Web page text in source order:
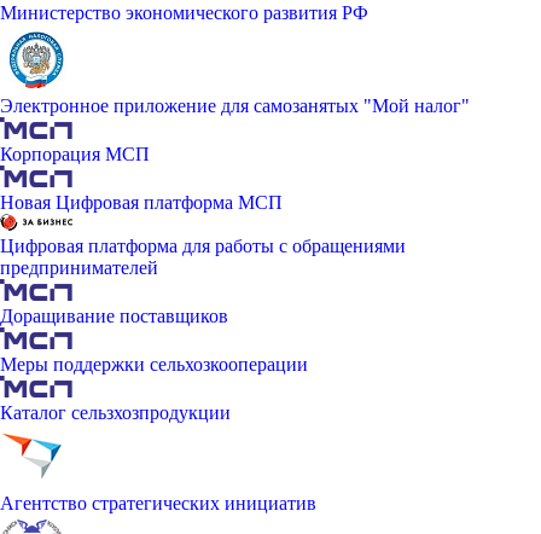
Министерство экономического развития РФ
Электронное приложение для самозанятых "Мой налог"
Корпорация МСП
Новая Цифровая платформа МСП
Цифровая платформа для работы с обращениями
предпринимателей
Доращивание поставщиков
Меры поддержки сельхозкооперации
Каталог сельзхозпродукции
Агентство стратегических инициатив